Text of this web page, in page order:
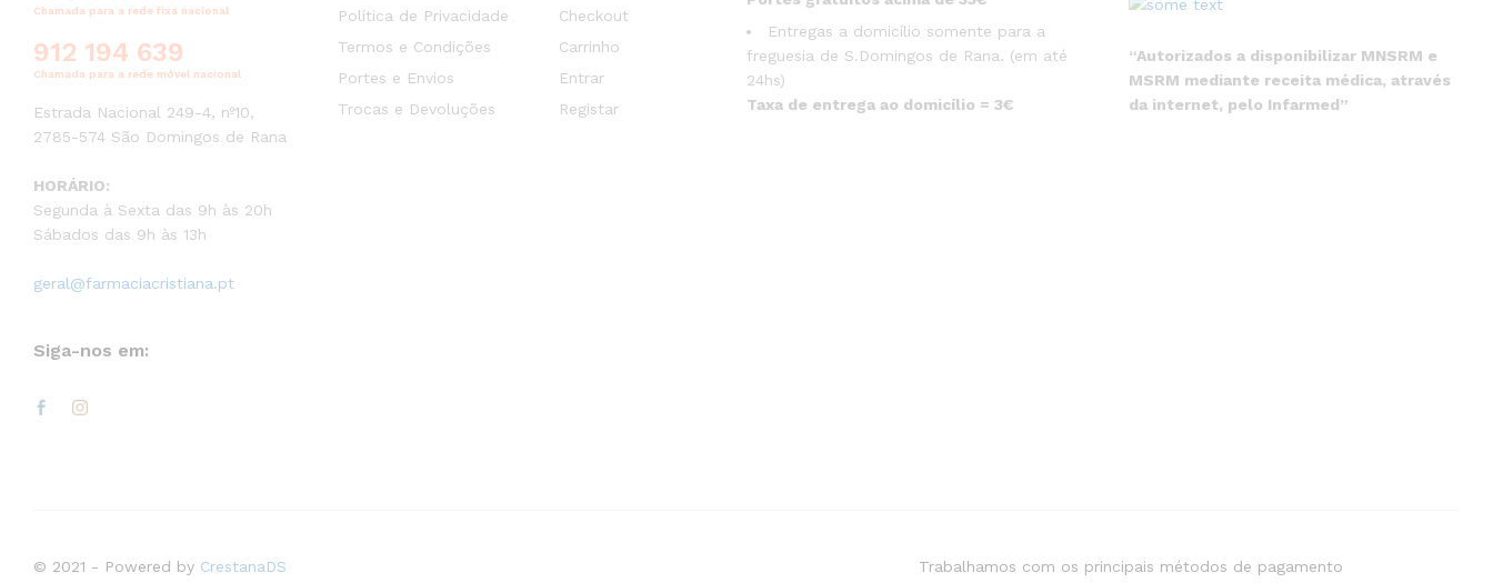
Chamada para a rede fixa nacional
912 194 639
Chamada para a rede móvel nacional
Estrada Nacional 249-4, nº10,
2785-574 São Domingos de Rana
HORÁRIO:
Segunda à Sexta das 9h às 20h
Sábados das 9h às 13h
geral@farmaciacristiana.pt
Siga-nos em:
Política de Privacidade
Termos e Condições
Portes e Envios
Trocas e Devoluções
Checkout
Carrinho
Entrar
Registar
Entregas a domicílio somente para a
freguesia de S.Domingos de Rana. (em até
24hs)
Taxa de entrega ao domicílio = 3€
“Autorizados a disponibilizar MNSRM e
MSRM mediante receita médica, através
da internet, pelo Infarmed”
© 2021 - Powered by CrestanaDS Trabalhamos com os principais métodos de pagamento